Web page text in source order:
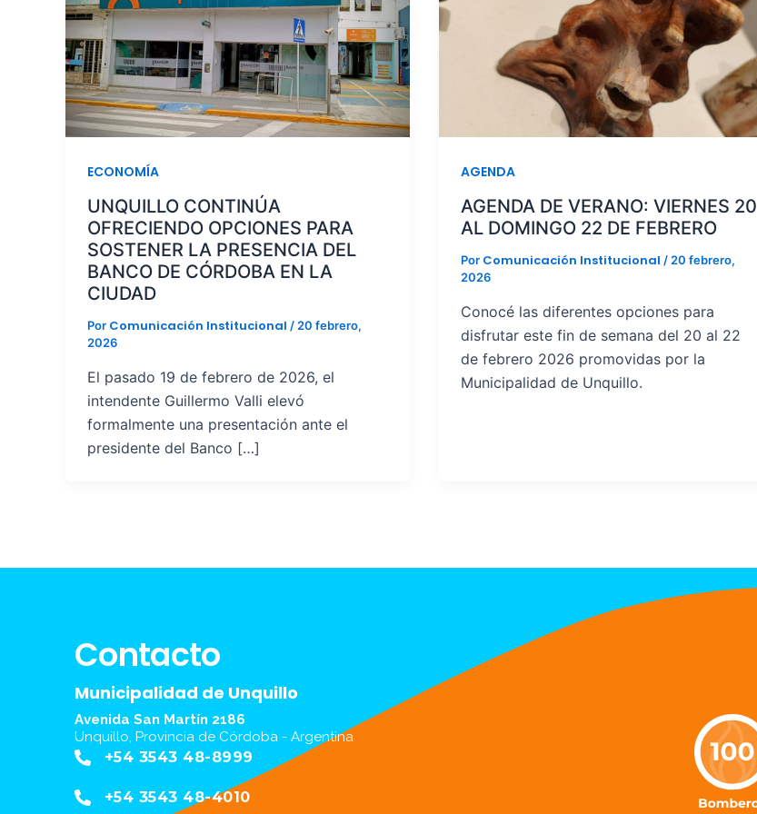
ECONOMÍA
UNQUILLO CONTINÚA
OFRECIENDO OPCIONES PARA
SOSTENER LA PRESENCIA DEL
BANCO DE CÓRDOBA EN LA
CIUDAD
Por Comunicación Institucional / 20 febrero,
2026
El pasado 19 de febrero de 2026, el
intendente Guillermo Valli elevó
formalmente una presentación ante el
presidente del Banco […]
AGENDA
AGENDA DE VERANO: VIERNES 20
AL DOMINGO 22 DE FEBRERO
Por Comunicación Institucional / 20 febrero,
2026
Conocé las diferentes opciones para
disfrutar este fin de semana del 20 al 22
de febrero 2026 promovidas por la
Municipalidad de Unquillo.
Contacto
Municipalidad de Unquillo
Avenida San Martín 2186
Unquillo, Provincia de Córdoba - Argentina
+54 3543 48-8999
+54 3543 48-4010